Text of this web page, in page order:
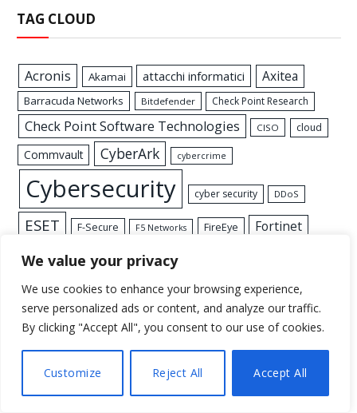
We value your privacy
We use cookies to enhance your browsing experience,
serve personalized ads or content, and analyze our traffic.
By clicking "Accept All", you consent to our use of cookies.
Customize Reject All Accept All
TAG CLOUD
Acronis Akamai attacchi informatici Axitea
Barracuda Networks Bitdefender Check Point Research
Check Point Software Technologies CISO cloud
Commvault CyberArk cybercrime
Cybersecurity cyber security DDoS
ESET F-Secure F5 Networks FireEye Fortinet
Hacker Identity Security
Kaspersky malware minacce informatiche
Nozomi Networks palo alto networks phishing
Proofpoint ransomware Security
SentinelOne sicurezza